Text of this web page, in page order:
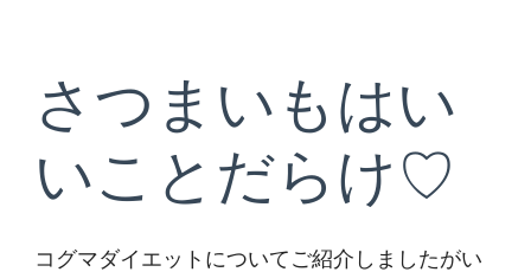
さつまいもはい
いことだらけ♡
コグマダイエットについてご紹介しましたがい